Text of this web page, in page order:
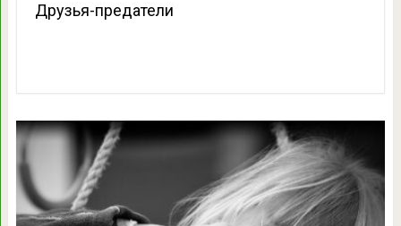
Друзья-предатели